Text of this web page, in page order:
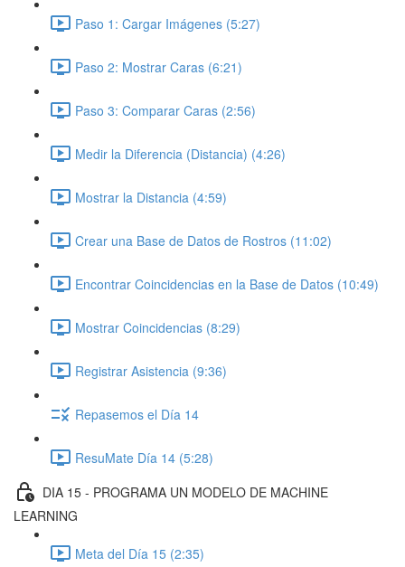
Paso 1: Cargar Imágenes (5:27)
Paso 2: Mostrar Caras (6:21)
Paso 3: Comparar Caras (2:56)
Medir la Diferencia (Distancia) (4:26)
Mostrar la Distancia (4:59)
Crear una Base de Datos de Rostros (11:02)
Encontrar Coincidencias en la Base de Datos (10:49)
Mostrar Coincidencias (8:29)
Registrar Asistencia (9:36)
Repasemos el Día 14
ResuMate Día 14 (5:28)
DIA 15 - PROGRAMA UN MODELO DE MACHINE
LEARNING
Meta del Día 15 (2:35)